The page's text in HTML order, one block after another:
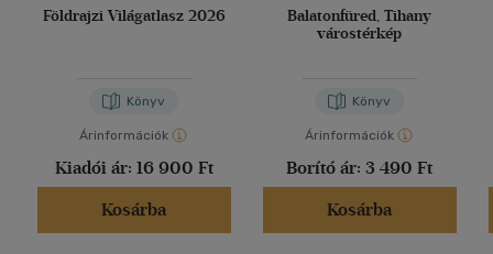
Földrajzi Világatlasz 2026
Könyv
Árinformációk
Kiadói ár: 16 900 Ft
Kosárba
Balatonfüred, Tihany
várostérkép
Könyv
Árinformációk
Borító ár: 3 490 Ft
Kosárba